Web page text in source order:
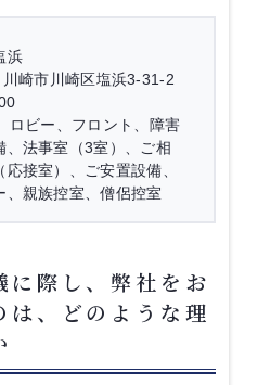
浜
崎市川崎区塩浜3-31-2
ロビー、フロント、障害
、法事室（3室）、ご相
接室）、ご安置設備、
、親族控室、僧侶控室
に際し、弊社をお
は、どのような理